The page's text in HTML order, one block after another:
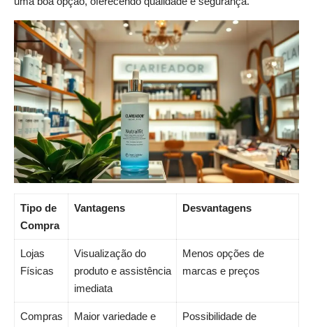
Tipo de
Compra
Vantagens Desvantagens
Lojas
Físicas
Visualização do
produto e assistência
imediata
Menos opções de
marcas e preços
Compras
Maior variedade e
Possibilidade de